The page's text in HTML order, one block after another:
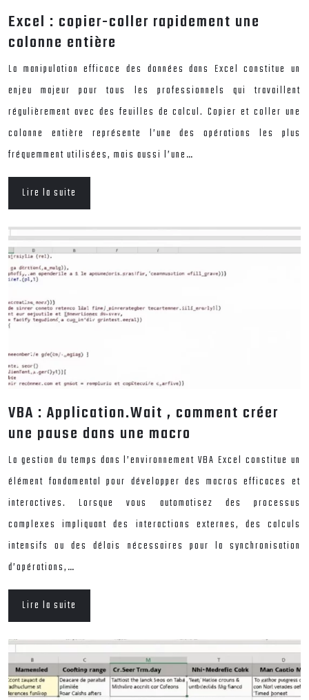
Excel : copier-coller rapidement une
colonne entière
La manipulation efficace des données dans Excel constitue un
enjeu majeur pour tous les professionnels qui travaillent
régulièrement avec des feuilles de calcul. Copier et coller une
colonne entière représente l’une des opérations les plus
fréquemment utilisées, mais aussi l’une…
Lire la suite
VBA : Application.Wait , comment créer
une pause dans une macro
La gestion du temps dans l’environnement VBA Excel constitue un
élément fondamental pour développer des macros efficaces et
interactives. Lorsque vous automatisez des processus
complexes impliquant des interactions externes, des calculs
intensifs ou des délais nécessaires pour la synchronisation
d’opérations,…
Lire la suite